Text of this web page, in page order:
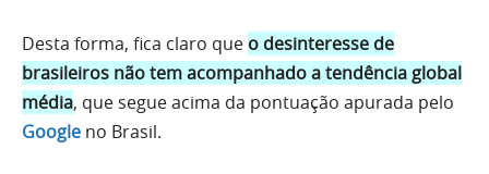
Desta forma, fica claro que o desinteresse de
brasileiros não tem acompanhado a tendência global
média, que segue acima da pontuação apurada pelo
Google no Brasil.